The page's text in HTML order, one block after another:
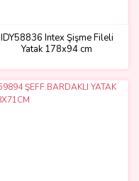
IDY58836 Intex Şişme Fileli
Yatak 178x94 cm